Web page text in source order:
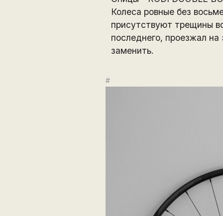
Колеса ровные без
присутствуют трещины
последнего, проезжал
заменить.
#